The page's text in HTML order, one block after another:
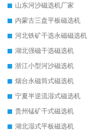
山东河沙磁选机厂家
内蒙古三盘平板磁选机
河北铁矿干选永磁磁选机
湖北强磁干选磁选机
浙江小型河沙磁选机
烟台永磁筒式磁选机
宁夏半逆流湿式磁选机
贵州锰矿干式磁选机
湖北湿式平板磁选机